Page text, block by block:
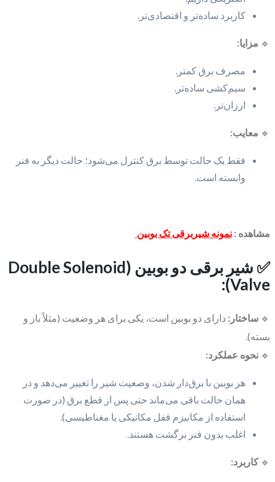
کاربرد ساده‌تر و اقتصادی‌تر.
🔹 مزایا:
مصرف برق کمتر.
سیم‌کشی ساده‌تر.
ارزان‌تر.
🔹 معایب:
فقط یک حالت توسط برق کنترل می‌شود؛ حالت دیگر به فنر
وابسته است.
مشاهده : نمونه شیربرقی تک بوبین
✅ شیر برقی دو بوبین (Double Solenoid
Valve):
🔹 ساختار: دارای دو بوبین است، یکی برای هر وضعیت (مثلاً باز و
بسته).
🔹 نحوه عملکرد:
هر بوبین با برق‌دار شدن، وضعیت شیر را تغییر می‌دهد و در
همان حالت باقی می‌ماند حتی پس از قطع برق (در صورت
استفاده از مکانیزم قفل مکانیکی یا مغناطیسی).
اغلب بدون فنر برگشت هستند.
🔹کاربرد: